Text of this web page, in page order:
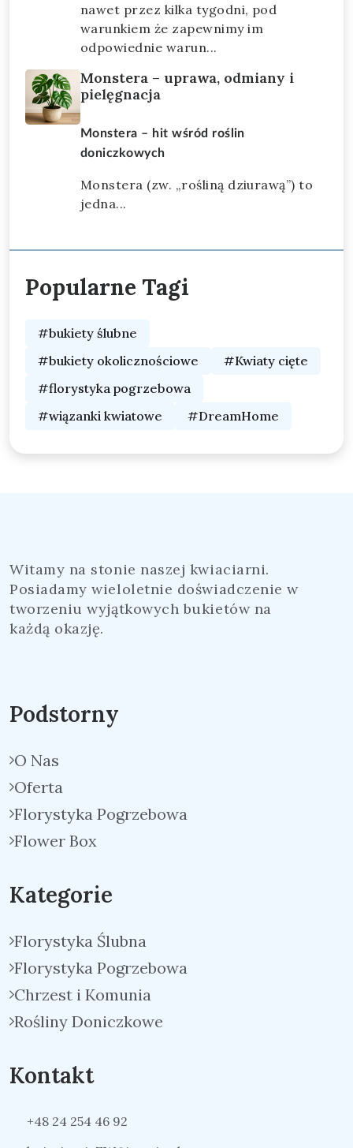
nawet przez kilka tygodni, pod
warunkiem że zapewnimy im
odpowiednie warun...
Monstera – uprawa, odmiany i
pielęgnacja
Monstera – hit wśród roślin
doniczkowych
Monstera (zw. „rośliną dziurawą”) to
jedna...
Popularne Tagi
#bukiety ślubne
#bukiety okolicznościowe
#Kwiaty cięte
#florystyka pogrzebowa
#wiązanki kwiatowe
#DreamHome
Witamy na stonie naszej kwiaciarni.
Posiadamy wieloletnie doświadczenie w
tworzeniu wyjątkowych bukietów na
każdą okazję.
Podstorny
O Nas
Oferta
Florystyka Pogrzebowa
Flower Box
Kategorie
Florystyka Ślubna
Florystyka Pogrzebowa
Chrzest i Komunia
Rośliny Doniczkowe
Kontakt
+48 24 254 46 92